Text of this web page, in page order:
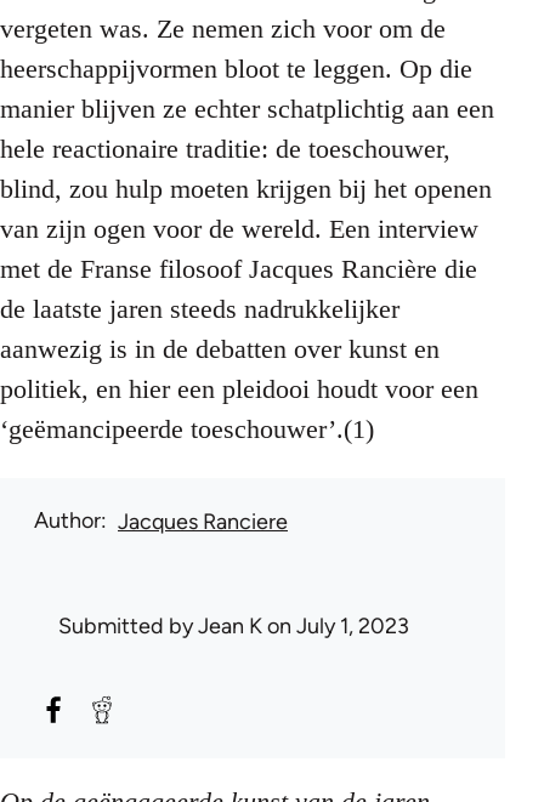
vergeten was. Ze nemen zich voor om de
heerschappijvormen bloot te leggen. Op die
manier blijven ze echter schatplichtig aan een
hele reactionaire traditie: de toeschouwer,
blind, zou hulp moeten krijgen bij het openen
van zijn ogen voor de wereld. Een interview
met de Franse filosoof Jacques Rancière die
de laatste jaren steeds nadrukkelijker
aanwezig is in de debatten over kunst en
politiek, en hier een pleidooi houdt voor een
‘geëmancipeerde toeschouwer’.(1)
Author Jacques Ranciere
Submitted byJean Kon July 1, 2023